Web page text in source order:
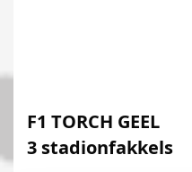
F1 TORCH GEEL
3 stadionfakkels